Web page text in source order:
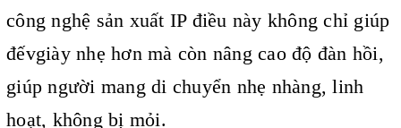
công nghệ sản xuất IP điều này không chỉ giúp
đếvgiày nhẹ hơn mà còn nâng cao độ đàn hồi,
giúp người mang di chuyển nhẹ nhàng, linh
hoạt, không bị mỏi.